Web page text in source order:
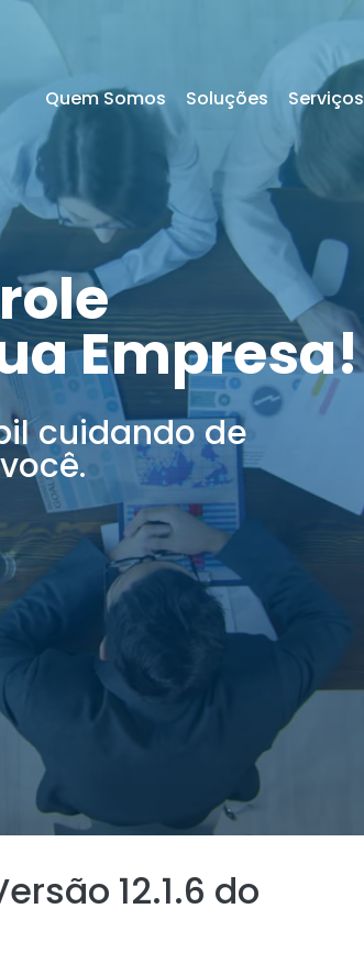
Quem Somos Soluções Serviços
Empresa!
cuidando de
12.1.6 do